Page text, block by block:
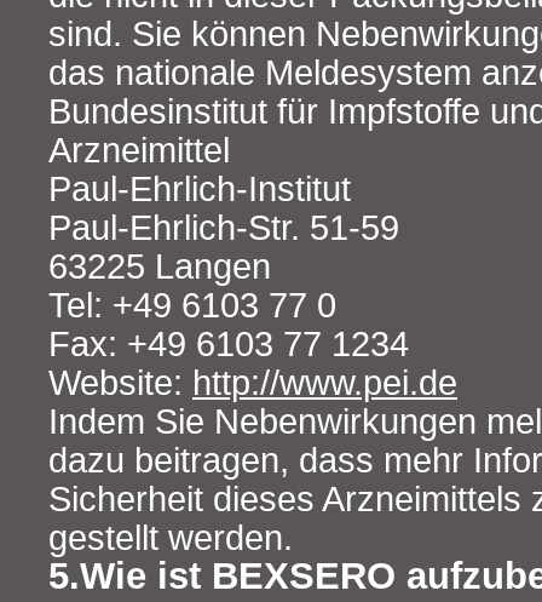
sind. Sie können
das nationale Meldesystem
Bundesinstitut für Impfstoffe
Arzneimittel
Paul-Ehrlich-Institut
Paul-Ehrlich-Str. 51-59
63225 Langen
Tel: +49 6103 77 0
Fax: +49 6103 77 1234
Website: http://www.pei.de
Indem Sie Nebenwirkungen
dazu beitragen, dass mehr
Sicherheit dieses Arzneimittels
gestellt werden.
5.Wie ist BEXSERO